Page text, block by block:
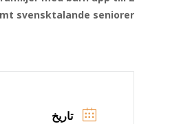
svensktalande seniorer.
تاریخ